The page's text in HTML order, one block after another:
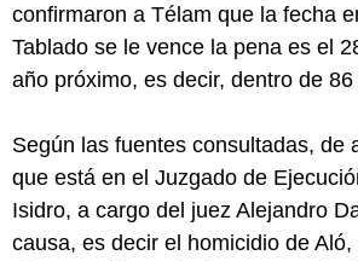
confirmaron a Télam que la fecha
Tablado se le vence la pena es el
año próximo, es decir, dentro de
Según las fuentes consultadas, de
que está en el Juzgado de
Isidro, a cargo del juez Alejandro
causa, es decir el homicidio de